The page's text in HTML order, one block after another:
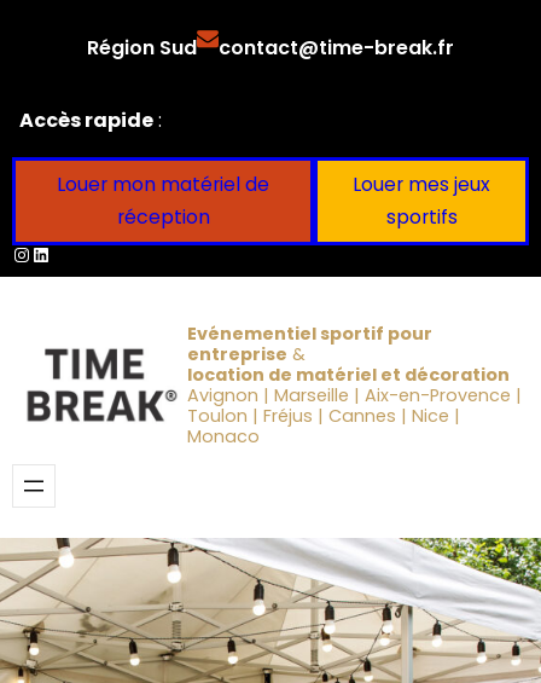
Région Sud contact@time-break.fr
Accès rapide:
Louer mon matériel de
réception
Louer mes jeux
sportifs
Instagram
LinkedIn
Evénementiel sportif pour
entreprise &
location de matériel et décoration
Avignon | Marseille | Aix-en-Provence |
Toulon | Fréjus | Cannes | Nice |
Monaco